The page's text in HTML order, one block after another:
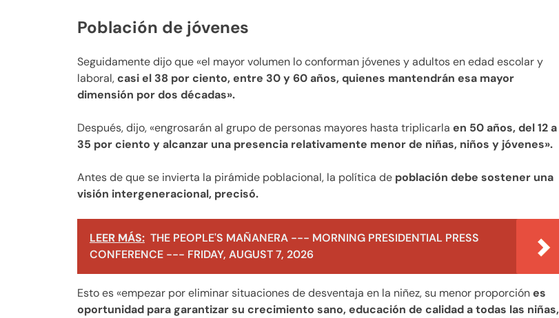
Población de jóvenes
Seguidamente dijo que «el mayor volumen lo conforman jóvenes y adultos en edad escolar y
laboral,casi el 38 por ciento, entre 30 y 60 años, quienes mantendrán esa mayor
dimensión por dos décadas».
Después, dijo, «engrosarán al grupo de personas mayores hasta triplicarla en 50 años, del 12 a
35 por ciento y alcanzar una presencia relativamente menor de niñas, niños y jóvenes».
Antes de que se invierta la pirámide poblacional, la política de población debe sostener una
visión intergeneracional, precisó.
LEER MÁS: THE PEOPLE'S MAÑANERA --- MORNING PRESIDENTIAL PRESS
CONFERENCE --- FRIDAY, AUGUST 7, 2026
Esto es «empezar por eliminar situaciones de desventaja en la niñez, su menor proporciónes
oportunidad para garantizar su crecimiento sano, educación de calidad a todas las niñas,